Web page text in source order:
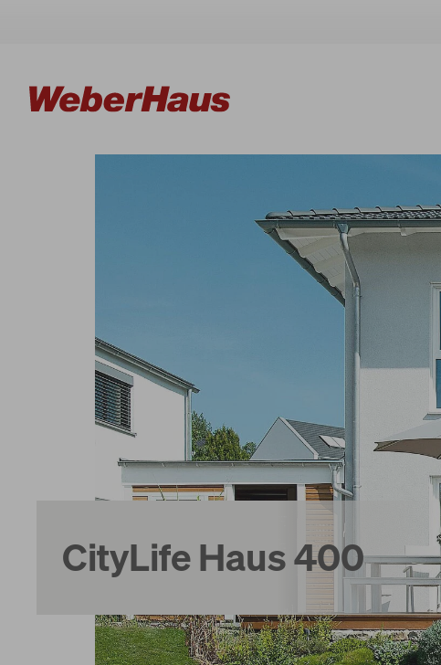
CityLife Haus 400
Erleben
Services
World of Living